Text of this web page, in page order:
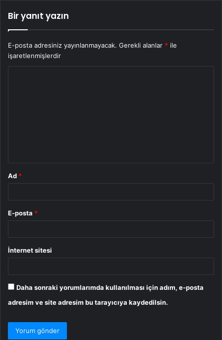
Bir yanıt yazın
E-posta adresiniz yayınlanmayacak. Gerekli alanlar * ile
işaretlenmişlerdir
Ad *
E-posta *
İnternet sitesi
Daha sonraki yorumlarımda kullanılması için adım, e-posta
adresim ve site adresim bu tarayıcıya kaydedilsin.